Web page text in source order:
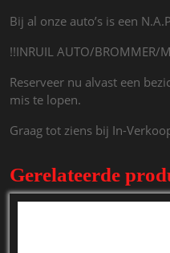
Bij al onze auto’s is een
!!INRUIL AUTO/BROMMER/
Reserveer nu alvast een
mis te lopen.
Graag tot ziens bij In-
Gerelateerde